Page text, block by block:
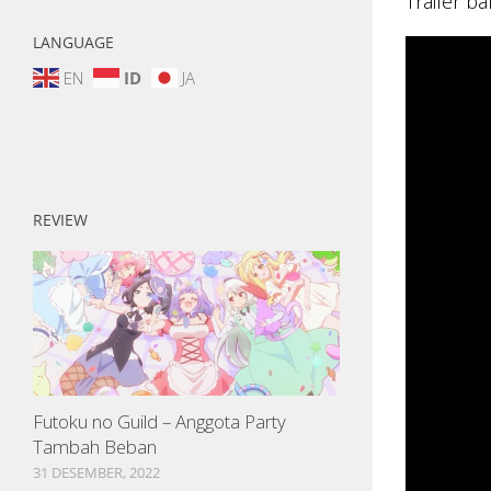
LANGUAGE
EN ID JA
REVIEW
Futoku no Guild – Anggota Party
Tambah Beban
31 DESEMBER, 2022